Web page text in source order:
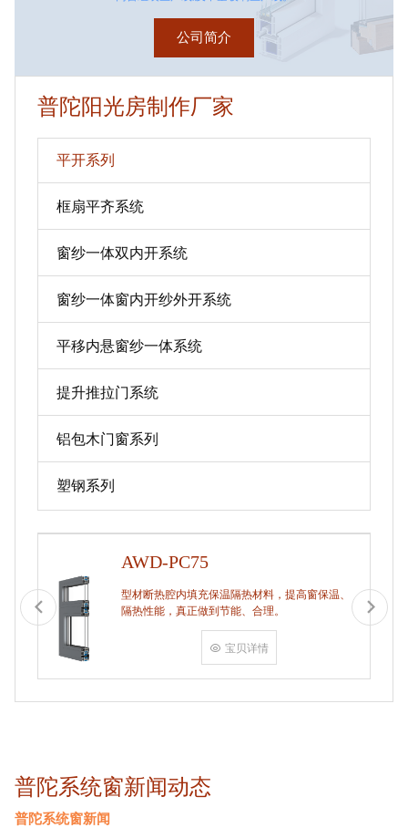
公司简介
普陀阳光房制作厂家
平开系列
框扇平齐系统
窗纱一体双内开系统
窗纱一体窗内开纱外开系统
平移内悬窗纱一体系统
提升推拉门系统
铝包木门窗系列
塑钢系列
AWD-PC75
型材断热腔内填充保温隔热材料，提高窗保温、
隔热性能，真正做到节能、合理。
宝贝详情
普陀系统窗新闻动态
普陀系统窗新闻